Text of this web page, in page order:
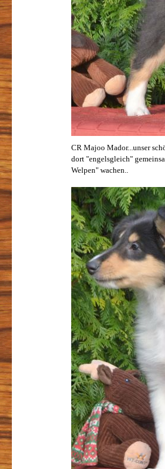
CR Majoo Mador...unser
dort "engelsgleich"
Welpen" wachen..